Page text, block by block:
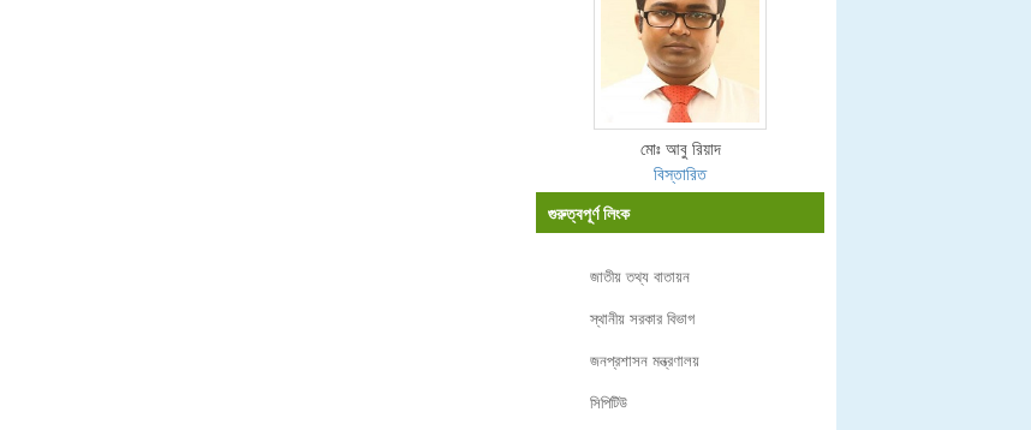
মোঃ আবু রিয়াদ
বিস্তারিত
গুরুত্বপূর্ণ লিংক
জাতীয় তথ্য বাতায়ন
স্থানীয় সরকার বিভাগ
জনপ্রশাসন মন্ত্রণালয়
সিপিটিউ